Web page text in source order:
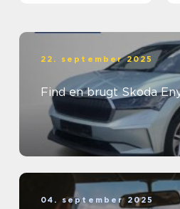
22. september 2025
Find en brugt Skoda
04. september 2025